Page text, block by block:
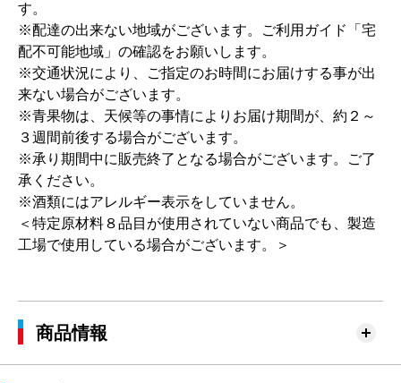
す。
※配達の出来ない地域がございます。ご利用ガイド「宅
配不可能地域」の確認をお願いします。
※交通状況により、ご指定のお時間にお届けする事が出
来ない場合がございます。
※青果物は、天候等の事情によりお届け期間が、約２～
３週間前後する場合がございます。
※承り期間中に販売終了となる場合がございます。ご了
承ください。
※酒類にはアレルギー表示をしていません。
＜特定原材料８品目が使用されていない商品でも、製造
工場で使用している場合がございます。＞
商品情報